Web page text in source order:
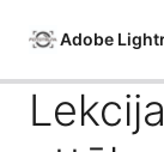
Adobe